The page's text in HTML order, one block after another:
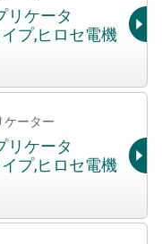
リケータ
プ,ヒロセ電機
ケーター
リケータ
プ,ヒロセ電機